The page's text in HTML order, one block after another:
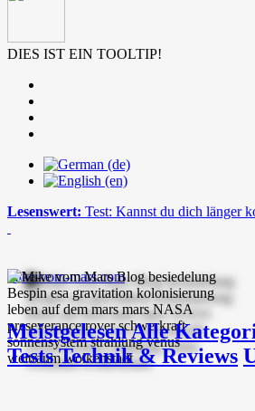
DIES IST EIN TOOLTIP!
Lesenswert: Test: Kannst du dich länger
mike-vom-mars.com
MeistgelesenAlle
Tests Technik & Reviews